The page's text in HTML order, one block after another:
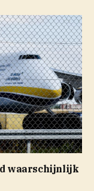
waarschijnlijk